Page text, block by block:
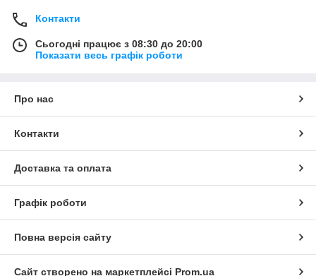
Контакти
Сьогодні працює з 08:30 до 20:00
Показати весь графік роботи
Про нас
Контакти
Доставка та оплата
Графік роботи
Повна версія сайту
Сайт створено на маркетплейсі Prom.ua